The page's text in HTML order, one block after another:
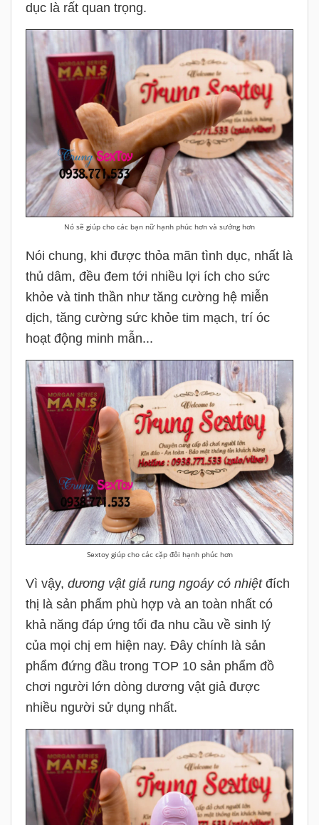
dục là rất quan trọng.
Nó sẽ giúp cho các bạn nữ hạnh phúc hơn và sướng hơn
Nói chung, khi được thỏa mãn tình dục, nhất là
thủ dâm, đều đem tới nhiều lợi ích cho sức
khỏe và tinh thần như tăng cường hệ miễn
dịch, tăng cường sức khỏe tim mạch, trí óc
hoạt động minh mẫn...
Sextoy giúp cho các cặp đôi hạnh phúc hơn
Vì vậy, dương vật giả rung ngoáy có nhiệtđích
thị là sản phẩm phù hợp và an toàn nhất có
khả năng đáp ứng tối đa nhu cầu về sinh lý
của mọi chị em hiện nay. Đây chính là sản
phẩm đứng đầu trong TOP 10 sản phẩm đồ
chơi người lớn dòng dương vật giả được
nhiều người sử dụng nhất.